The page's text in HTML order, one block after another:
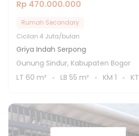
Rp 470.000.000
Rumah Secondary
Cicilan 4 Juta/bulan
Griya Indah Serpong
Gunung Sindur, Kabupaten Bogor
LT 60 m² LB 55 m² KM 1 KT